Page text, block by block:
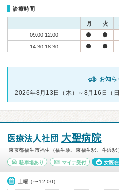
診療時間
月 火
09:00-12:00
14:30-18:30
お知ら
2026年8月13日（木）～8月16日（
医療法人社団 大聖病院
東京都福生市福生（福生駅、東福生駅、牛浜駅
駐車場あり マイナ受付 女医
土曜（〜12:00）